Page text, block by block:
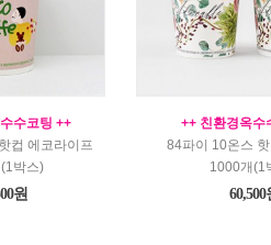
수코팅 ++
컵 에코라이프
박스)
원
++ 친환경옥수
84파이 10온스
1000개(1
60,500